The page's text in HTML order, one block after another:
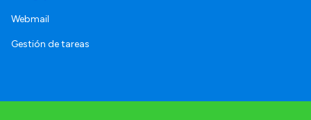
Webmail
Gestión de tareas